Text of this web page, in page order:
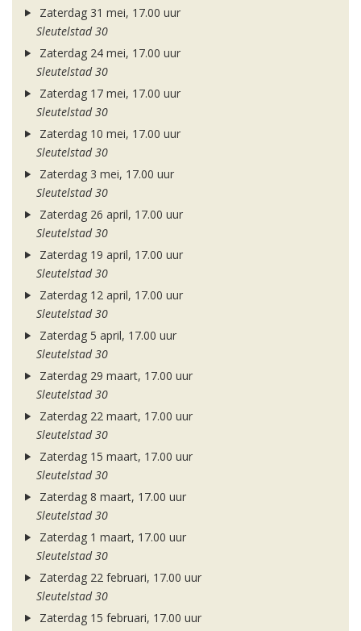
Zaterdag 31 mei, 17.00 uur
Sleutelstad 30
Zaterdag 24 mei, 17.00 uur
Sleutelstad 30
Zaterdag 17 mei, 17.00 uur
Sleutelstad 30
Zaterdag 10 mei, 17.00 uur
Sleutelstad 30
Zaterdag 3 mei, 17.00 uur
Sleutelstad 30
Zaterdag 26 april, 17.00 uur
Sleutelstad 30
Zaterdag 19 april, 17.00 uur
Sleutelstad 30
Zaterdag 12 april, 17.00 uur
Sleutelstad 30
Zaterdag 5 april, 17.00 uur
Sleutelstad 30
Zaterdag 29 maart, 17.00 uur
Sleutelstad 30
Zaterdag 22 maart, 17.00 uur
Sleutelstad 30
Zaterdag 15 maart, 17.00 uur
Sleutelstad 30
Zaterdag 8 maart, 17.00 uur
Sleutelstad 30
Zaterdag 1 maart, 17.00 uur
Sleutelstad 30
Zaterdag 22 februari, 17.00 uur
Sleutelstad 30
Zaterdag 15 februari, 17.00 uur